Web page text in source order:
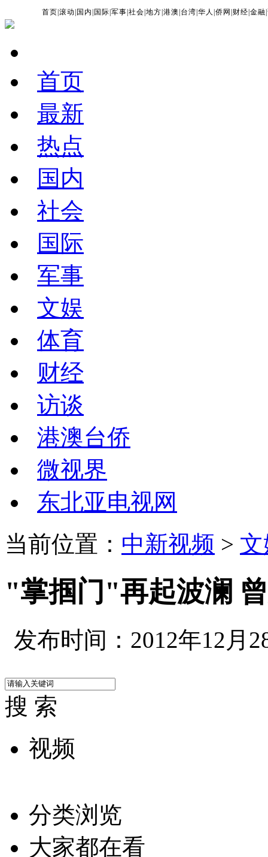
首页 |滚动 国内 国际 |军事 |社会 |地方 |港澳 台湾 |华人 |侨网 财经 |金融 |
首页
最新
热点
国内
社会
国际
军事
文娱
体育
财经
访谈
港澳台侨
微视界
东北亚电视网
当前位置： 中新视频 >
"掌掴门"再起波澜
发布时间：2012年12月
搜 索
视频
分类浏览
大家都在看